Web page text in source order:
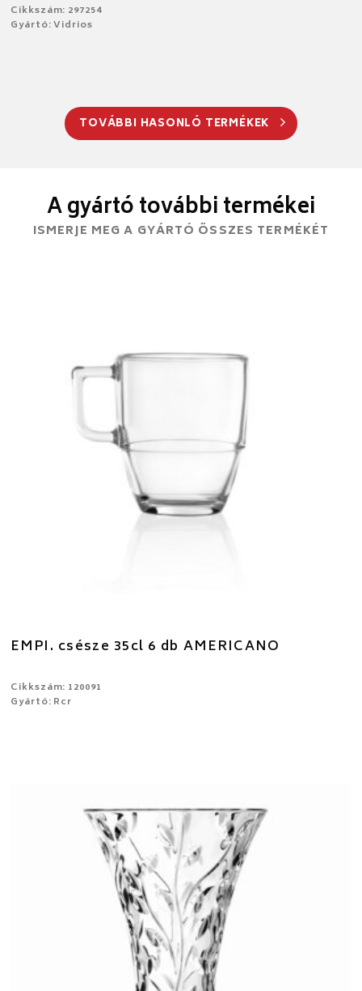
Cikkszám: 297254
Gyártó: Vidrios
TOVÁBBI HASONLÓ TERMÉKEK
A gyártó további termékei
ISMERJE MEG A GYÁRTÓ ÖSSZES TERMÉKÉT
EMPI. csésze 35cl 6 db AMERICANO
Cikkszám: 120091
Gyártó: Rcr